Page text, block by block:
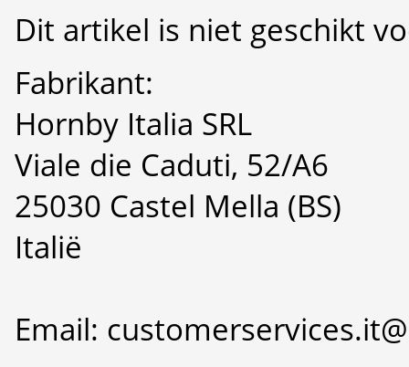
Dit artikel is niet geschikt
Fabrikant:
Hornby Italia SRL
Viale die Caduti, 52/A6
25030 Castel Mella (BS)
Italië
Email: